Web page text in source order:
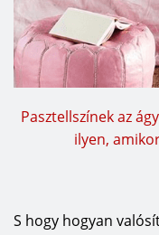
Pasztellszínek az
ilyen,
S hogy hogyan